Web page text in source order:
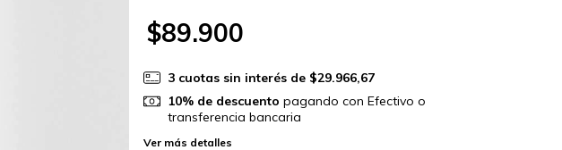
$89.900
3 cuotas sin interés de $29.966,67
10% de descuento pagando con Efectivo o
transferencia bancaria
Ver más detalles